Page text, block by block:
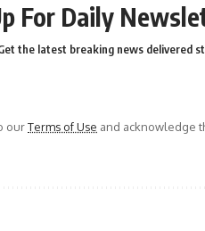
For Daily
the latest breaking news delivered
ourTerms of Use and acknowledge